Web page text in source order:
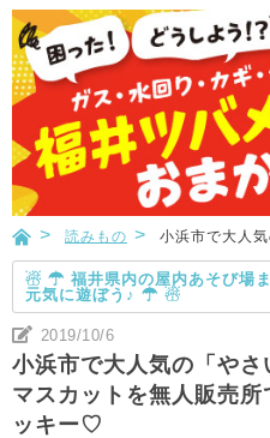
読みもの 小浜市で大人
☃ ☂ 福井県内の屋内あそび場ま
元気に遊ぼう♪ ☂ ☃
2019/10/6
小浜市で大人気の「や
マスカットを無人販売
ッキー♡